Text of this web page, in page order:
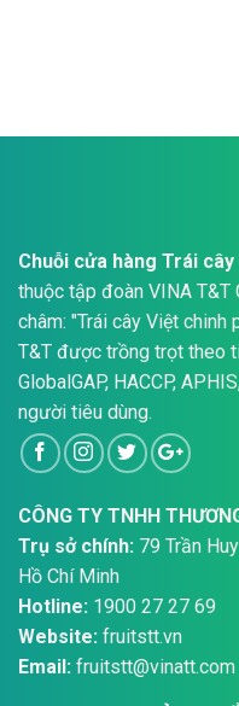
Chuỗi cửa hàng Trái
thuộc tập đoàn VINA T&T
châm: "Trái cây Việt
T&T được trồng trọt theo
GlobalGAP, HACCP,
người tiêu dùng.
CÔNG TY TNHH
Trụ sở chính: 79 Trần
Hồ Chí Minh
Hotline: 1900 27 27 69
Website: fruitstt.vn
Email: fruitstt@vinatt.com